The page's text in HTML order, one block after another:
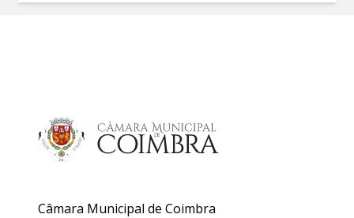
Câmara Municipal de Coimbra